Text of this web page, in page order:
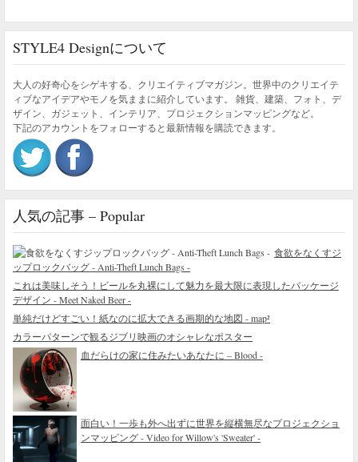
STYLE4 Designについて
大人の好奇心をシゲキする、クリエイティブマガジン。世界中のクリエイテ
ィブなアイデアやモノを気ままに紹介しています。 雑貨、建築、フォト、デ
ザイン、ガジェット、インテリア、プロジェクションマッピングなど。
下記のアカウントをフォローすると最新情報を購読できます。
人気の記事 – Popular
食欲をなくすジ
ップロックバッグ - Anti-Theft Lunch Bags -
これは美味しそう！ビールを丸裸にして魅力を最大限に表現したパッケージ
デザイン - Meet Naked Beer -
単純だけどすごい！紙なのに拡大できる画期的な地図 - map²
カラーパターンで観るジブリ映画のオシャレなポスター
血だらけの家に住みたいあなたに – Blood -
面白い！一歩も外へ出ずに世界を縦横無尽なプロジェクショ
ンマッピング - Video for Willow's 'Sweater' -